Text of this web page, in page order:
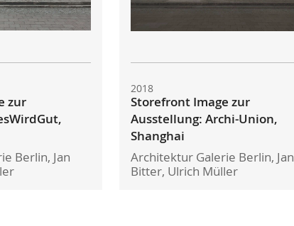
zur
Berlin, Jan
2018
Storefront Image zur
Ausstellung: Archi-Union,
Shanghai
Architektur Galerie Berlin, Jan
Bitter, Ulrich Müller